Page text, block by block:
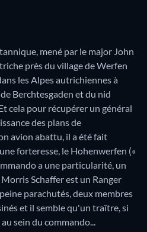
mené par le major John
près du village de Werfen
les Alpes autrichiennes à
Berchtesgaden et du nid
cela pour récupérer un général
des plans de
avion abattu, il a été fait
forteresse, le Hohenwerfen («
a une particularité, un
Schaffer est un Ranger
parachutés, deux membres
et il semble qu'un traître, si
sein du commando...